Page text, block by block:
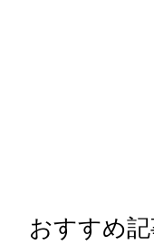
おすすめ